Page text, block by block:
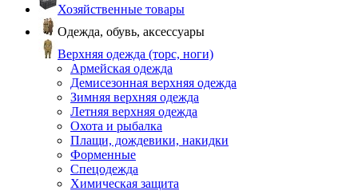
Хозяйственные товары
Одежда, обувь, аксессуары
Верхняя одежда (торс, ноги)
Армейская одежда
Демисезонная верхняя одежда
Зимняя верхняя одежда
Летняя верхняя одежда
Охота и рыбалка
Плащи, дождевики, накидки
Форменные
Спецодежда
Химическая защита